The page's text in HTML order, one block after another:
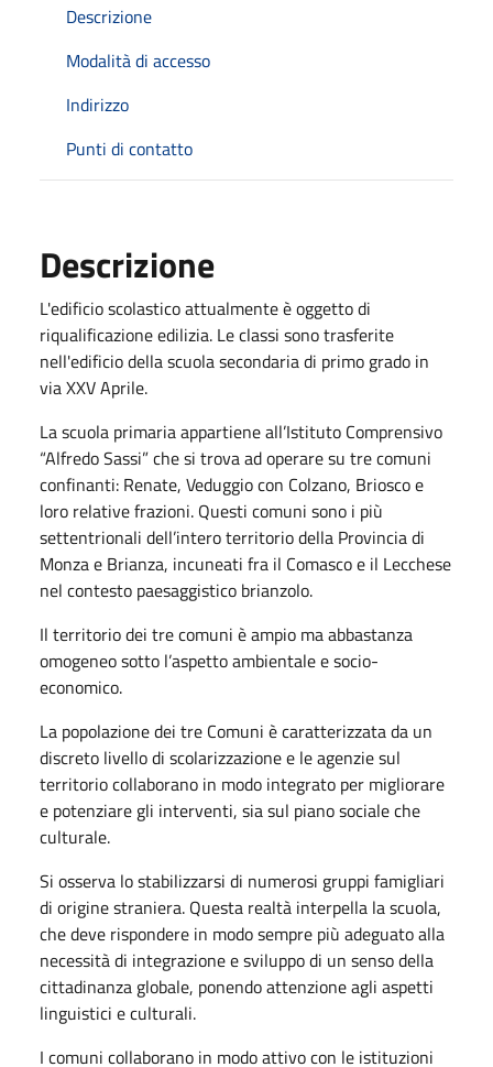
Descrizione
Modalità di accesso
Indirizzo
Punti di contatto
Descrizione
L'edificio scolastico attualmente è oggetto di
riqualificazione edilizia. Le classi sono trasferite
nell'edificio della scuola secondaria di primo grado in
via XXV Aprile.
La scuola primaria appartiene all’Istituto Comprensivo
“Alfredo Sassi” che si trova ad operare su tre comuni
confinanti: Renate, Veduggio con Colzano, Briosco e
loro relative frazioni. Questi comuni sono i più
settentrionali dell’intero territorio della Provincia di
Monza e Brianza, incuneati fra il Comasco e il Lecchese
nel contesto paesaggistico brianzolo.
Il territorio dei tre comuni è ampio ma abbastanza
omogeneo sotto l’aspetto ambientale e socio-
economico.
La popolazione dei tre Comuni è caratterizzata da un
discreto livello di scolarizzazione e le agenzie sul
territorio collaborano in modo integrato per migliorare
e potenziare gli interventi, sia sul piano sociale che
culturale.
Si osserva lo stabilizzarsi di numerosi gruppi famigliari
di origine straniera. Questa realtà interpella la scuola,
che deve rispondere in modo sempre più adeguato alla
necessità di integrazione e sviluppo di un senso della
cittadinanza globale, ponendo attenzione agli aspetti
linguistici e culturali.
I comuni collaborano in modo attivo con le istituzioni